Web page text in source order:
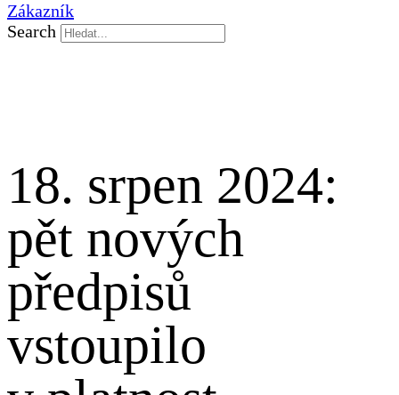
Zákazník
Search
18. srpen 2024:
pět nových
předpisů
vstoupilo